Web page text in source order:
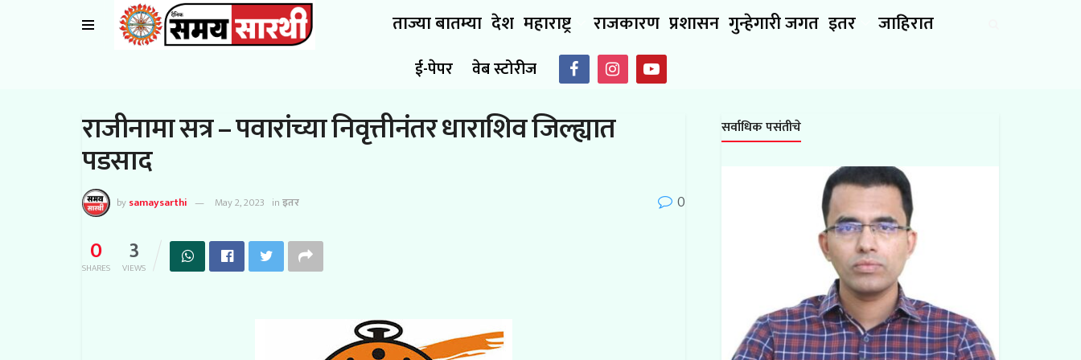
ताज्या बातम्या देश महाराष्ट्र राजकारण प्रशासन गुन्हेगारी जगत इतर जाहिरात
ई-पेपर वेब स्टोरीज
राजीनामा सत्र – पवारांच्या निवृत्तीनंतर धाराशिव जिल्ह्यात
पडसाद
bysamaysarthi May 2, 2023 inइतर 0
0
SHARES 3
VIEWS
सर्वाधिक पसंतीचे